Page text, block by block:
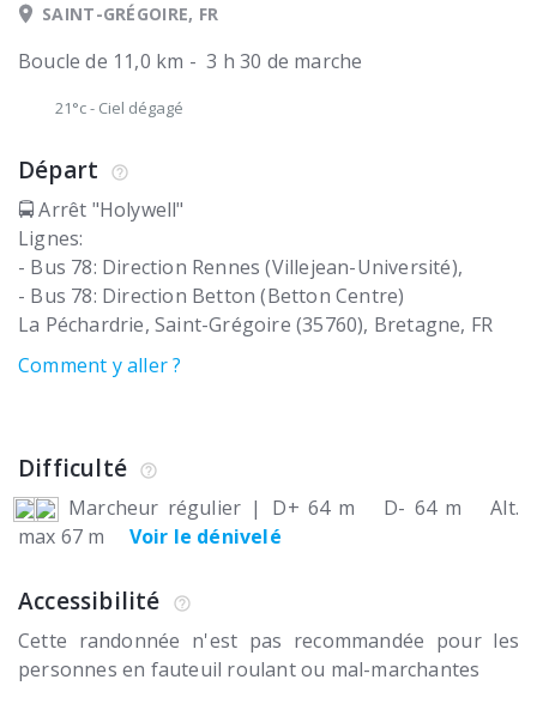
SAINT-GRÉGOIRE, FR
Boucle de 11,0 km - 3 h 30 de marche
21°c- Ciel dégagé
Départ
🚍 Arrêt "Holywell"
Lignes:
- Bus 78: Direction Rennes (Villejean-Université),
- Bus 78: Direction Betton (Betton Centre)
La Péchardrie Saint-Grégoire (35760) Bretagne FR
Comment y aller ?
Difficulté
Marcheur régulier | D+ 64 m D- 64 m
Alt.
max 67 m
Voir le dénivelé
Accessibilité
Cette randonnée n'est pas recommandée pour les
personnes en fauteuil roulant ou mal-marchantes